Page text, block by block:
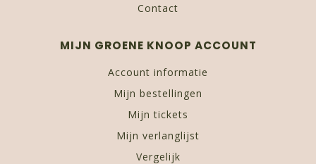
Contact
MIJN GROENE KNOOP ACCOUNT
Account informatie
Mijn bestellingen
Mijn tickets
Mijn verlanglijst
Vergelijk